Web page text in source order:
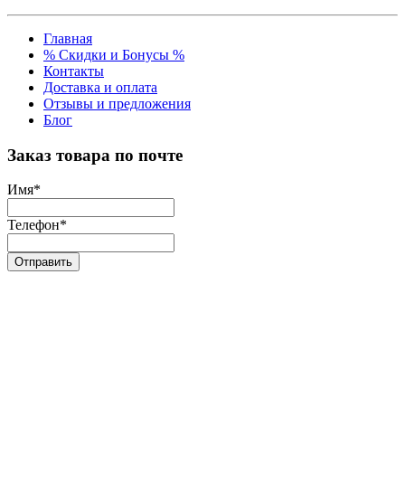
Главная
% Скидки и Бонусы %
Контакты
Доставка и оплата
Отзывы и предложения
Блог
Заказ товара по почте
Имя*
Телефон*
Отправить